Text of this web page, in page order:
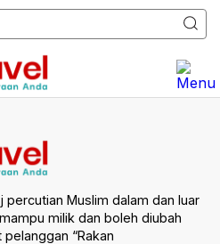
Muslim dalam dan luar
milik dan boleh diubah
“Rakan